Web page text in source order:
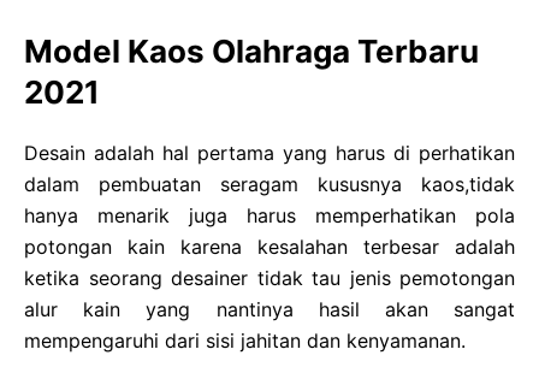
Model Kaos Olahraga Terbaru
2021
Desain adalah hal pertama yang harus di perhatikan
dalam pembuatan seragam kususnya kaos,tidak
hanya menarik juga harus memperhatikan pola
potongan kain karena kesalahan terbesar adalah
ketika seorang desainer tidak tau jenis pemotongan
alur kain yang nantinya hasil akan sangat
mempengaruhi dari sisi jahitan dan kenyamanan.